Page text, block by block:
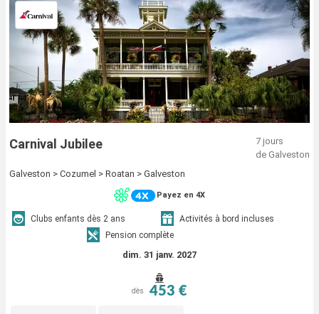
Carnival Jubilee
7 jours
de Galveston
Galveston > Cozumel > Roatan > Galveston
Payez en 4X
Clubs enfants dès 2 ans
Activités à bord incluses
Pension complète
dim. 31 janv. 2027
dès 453 €